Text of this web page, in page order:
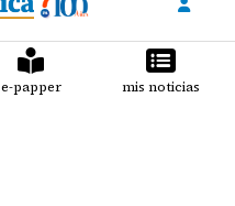
e-papper mis noticias